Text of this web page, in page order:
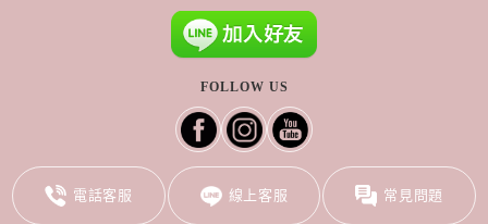
FOLLOW US
電話客服 線上客服 常見問題